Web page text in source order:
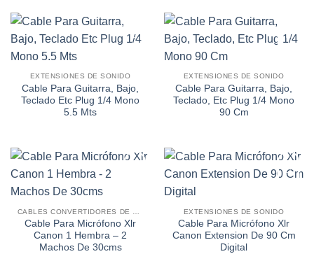
a la
lista de
deseos
EXTENSIONES DE SONIDO
Cable Para Guitarra, Bajo,
Teclado Etc Plug 1/4 Mono
5.5 Mts
a la
lista de
deseos
EXTENSIONES DE SONIDO
Cable Para Guitarra, Bajo,
Teclado, Etc Plug 1/4 Mono
90 Cm
a la
lista de
deseos
Cable Para Micrófono Xlr
Canon 1 Hembra – 2
Machos De 30cms
a la
lista de
deseos
EXTENSIONES DE SONIDO
Cable Para Micrófono Xlr
Canon Extension De 90 Cm
Digital